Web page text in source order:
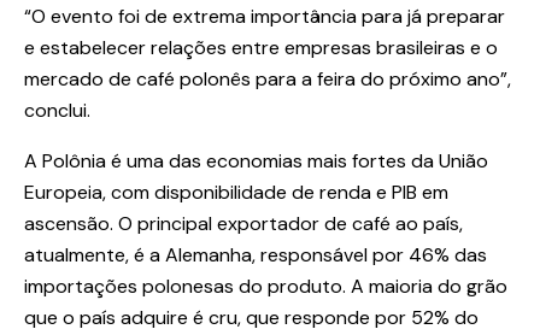
“O evento foi de extrema importância para já preparar
e estabelecer relações entre empresas brasileiras e o
mercado de café polonês para a feira do próximo ano”,
conclui.
A Polônia é uma das economias mais fortes da União
Europeia, com disponibilidade de renda e PIB em
ascensão. O principal exportador de café ao país,
atualmente, é a Alemanha, responsável por 46% das
importações polonesas do produto. A maioria do grão
que o país adquire é cru, que responde por 52% do